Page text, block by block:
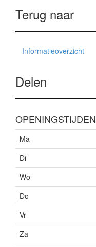
Terug naar
Informatieoverzicht
Delen
OPENINGSTIJDEN
Ma
Di
Wo
Do
Vr
Za